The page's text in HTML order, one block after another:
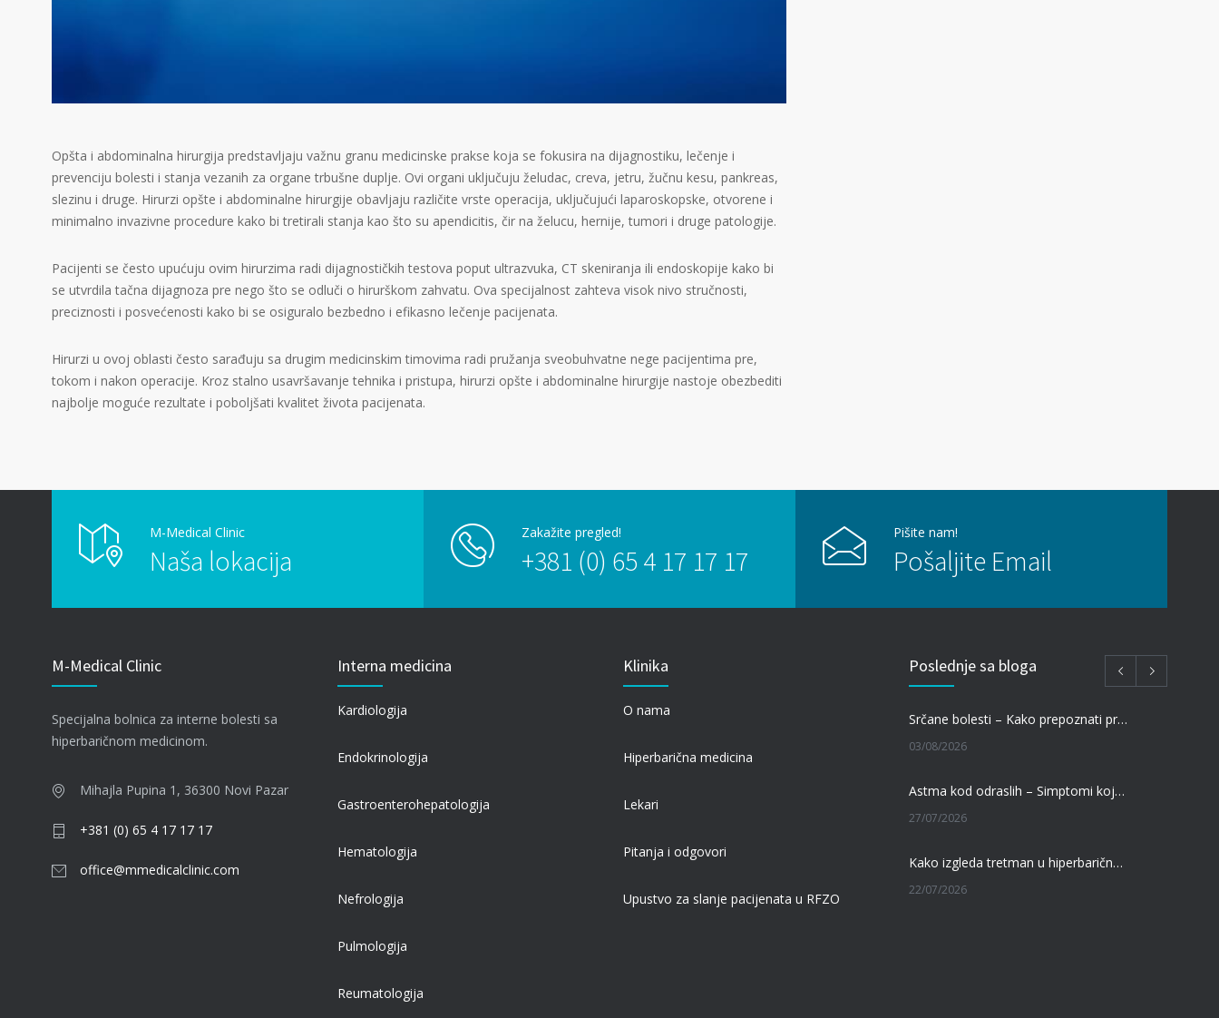
Opšta i abdominalna hirurgija predstavljaju važnu granu medicinske prakse koja se fokusira na dijagnostiku, lečenje i
prevenciju bolesti i stanja vezanih za organe trbušne duplje. Ovi organi uključuju želudac, creva, jetru, žučnu kesu, pankreas,
slezinu i druge. Hirurzi opšte i abdominalne hirurgije obavljaju različite vrste operacija, uključujući laparoskopske, otvorene i
minimalno invazivne procedure kako bi tretirali stanja kao što su apendicitis, čir na želucu, hernije, tumori i druge patologije.
Pacijenti se često upućuju ovim hirurzima radi dijagnostičkih testova poput ultrazvuka, CT skeniranja ili endoskopije kako bi
se utvrdila tačna dijagnoza pre nego što se odluči o hirurškom zahvatu. Ova specijalnost zahteva visok nivo stručnosti,
preciznosti i posvećenosti kako bi se osiguralo bezbedno i efikasno lečenje pacijenata.
Hirurzi u ovoj oblasti često sarađuju sa drugim medicinskim timovima radi pružanja sveobuhvatne nege pacijentima pre,
tokom i nakon operacije. Kroz stalno usavršavanje tehnika i pristupa, hirurzi opšte i abdominalne hirurgije nastoje obezbediti
najbolje moguće rezultate i poboljšati kvalitet života pacijenata.
M-Medical Clinic
Naša lokacija
Zakažite pregled!
+381 (0) 65 4 17 17 17
Pišite nam!
Pošaljite Email
M-Medical Clinic
Specijalna bolnica za interne bolesti sa
hiperbaričnom medicinom.
Mihajla Pupina 1, 36300 Novi Pazar
+381 (0) 65 4 17 17 17
office@mmedicalclinic.com
Interna medicina
Kardiologija
Endokrinologija
Gastroenterohepatologija
Hematologija
Nefrologija
Pulmologija
Reumatologija
Klinika
O nama
Hiperbarična medicina
Lekari
Pitanja i odgovori
Upustvo za slanje pacijenata u RFZO
Poslednje sa bloga
Srčane bolesti – Kako prepoznati prve simptome i kada je vreme za pregled kod kardiologa?
03/08/2026
Astma kod odraslih – Simptomi koje ne treba zanemariti
27/07/2026
Kako izgleda tretman u hiperbaričnoj komori? Vodič za pacijente pre prve terapije
22/07/2026